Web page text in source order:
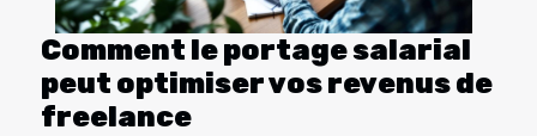
Comment le portage salarial
peut optimiser vos revenus de
freelance